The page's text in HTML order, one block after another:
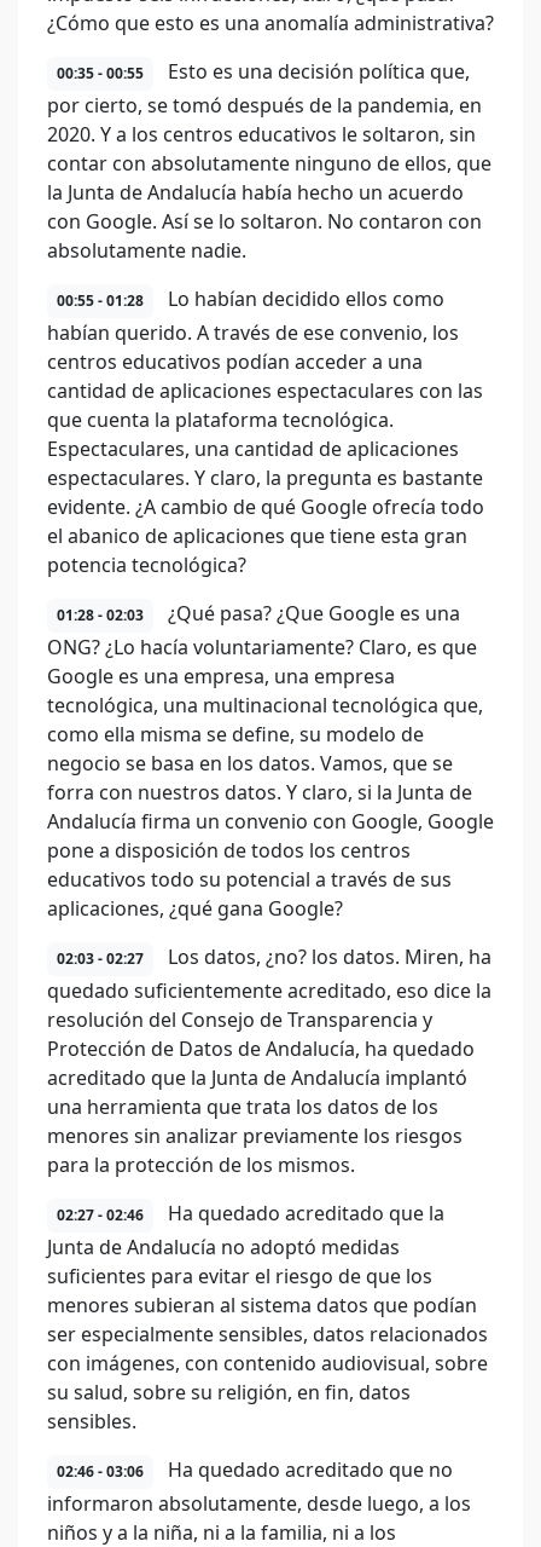
¿Cómo que esto es una anomalía administrativa?
00:35 - 00:55
Esto es una decisión política que,
por cierto, se tomó después de la pandemia, en
2020. Y a los centros educativos le soltaron, sin
contar con absolutamente ninguno de ellos, que
la Junta de Andalucía había hecho un acuerdo
con Google. Así se lo soltaron. No contaron con
absolutamente nadie.
00:55 - 01:28
Lo habían decidido ellos como
habían querido. A través de ese convenio, los
centros educativos podían acceder a una
cantidad de aplicaciones espectaculares con las
que cuenta la plataforma tecnológica.
Espectaculares, una cantidad de aplicaciones
espectaculares. Y claro, la pregunta es bastante
evidente. ¿A cambio de qué Google ofrecía todo
el abanico de aplicaciones que tiene esta gran
potencia tecnológica?
01:28 - 02:03
¿Qué pasa? ¿Que Google es una
ONG? ¿Lo hacía voluntariamente? Claro, es que
Google es una empresa, una empresa
tecnológica, una multinacional tecnológica que,
como ella misma se define, su modelo de
negocio se basa en los datos. Vamos, que se
forra con nuestros datos. Y claro, si la Junta de
Andalucía firma un convenio con Google, Google
pone a disposición de todos los centros
educativos todo su potencial a través de sus
aplicaciones, ¿qué gana Google?
02:03 - 02:27
Los datos, ¿no? los datos. Miren, ha
quedado suficientemente acreditado, eso dice la
resolución del Consejo de Transparencia y
Protección de Datos de Andalucía, ha quedado
acreditado que la Junta de Andalucía implantó
una herramienta que trata los datos de los
menores sin analizar previamente los riesgos
para la protección de los mismos.
02:27 - 02:46
Ha quedado acreditado que la
Junta de Andalucía no adoptó medidas
suficientes para evitar el riesgo de que los
menores subieran al sistema datos que podían
ser especialmente sensibles, datos relacionados
con imágenes, con contenido audiovisual, sobre
su salud, sobre su religión, en fin, datos
sensibles.
02:46 - 03:06
Ha quedado acreditado que no
informaron absolutamente, desde luego, a los
niños y a la niña, ni a la familia, ni a los